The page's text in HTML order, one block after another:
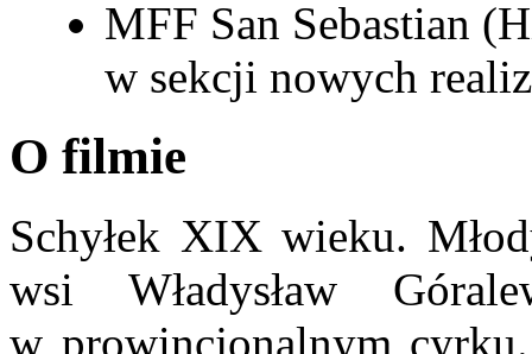
MFF San Sebastian
w sekcji nowych
O filmie
Schyłek XIX wieku.
wsi Władysław
w prowincjonalnym